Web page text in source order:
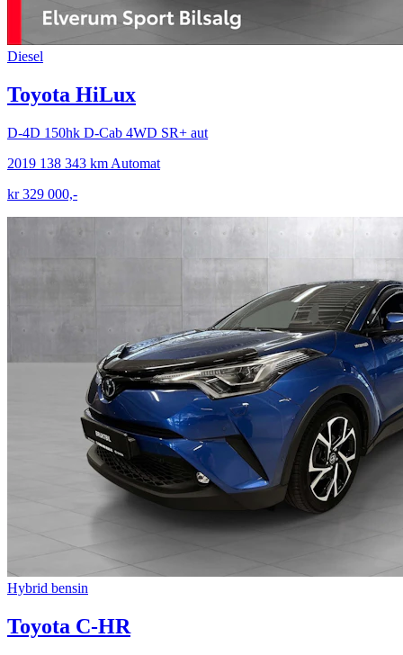
Diesel
Toyota HiLux
D-4D 150hk D-Cab 4WD SR+ aut
2019 138 343 km Automat
kr 329 000,-
Hybrid bensin
Toyota C-HR